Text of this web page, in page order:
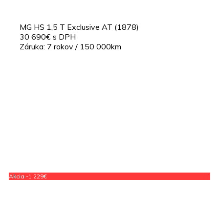
MG HS 1,5 T Exclusive AT (1878)
30 690€ s DPH
Záruka: 7 rokov / 150 000km
Akcia -1 229€